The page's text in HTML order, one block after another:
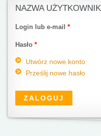
NAZWA
Login lub e-mail *
Hasło *
Utwórz nowe konto
Prześlij nowe hasło